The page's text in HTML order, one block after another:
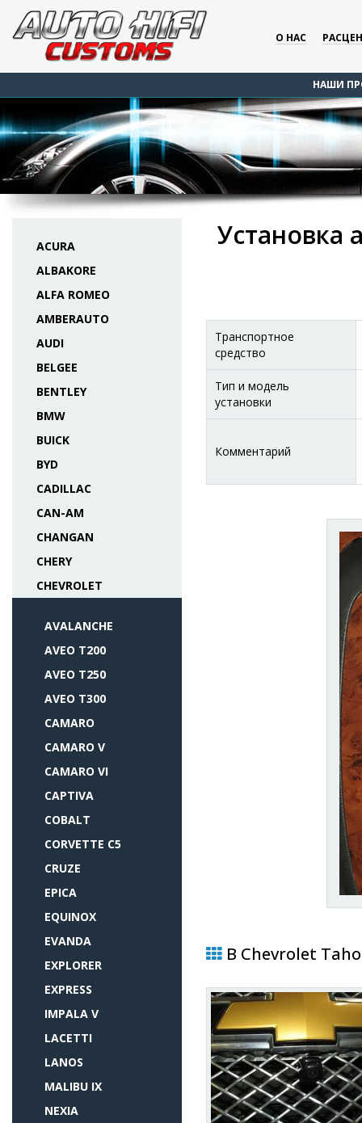
О НАС
НАШИ
ACURA
ALBAKORE
ALFA ROMEO
AMBERAUTO
AUDI
BELGEE
BENTLEY
BMW
BUICK
BYD
CADILLAC
CAN-AM
CHANGAN
CHERY
CHEVROLET
AVALANCHE
AVEO T200
AVEO T250
AVEO T300
CAMARO
CAMARO V
CAMARO VI
CAPTIVA
COBALT
CORVETTE C5
CRUZE
EPICA
EQUINOX
EVANDA
EXPLORER
EXPRESS
IMPALA V
LACETTI
LANOS
MALIBU IX
NEXIA
Установка
Транспортное
средство
Тип и модель
установки
Комментарий
В Chevrolet